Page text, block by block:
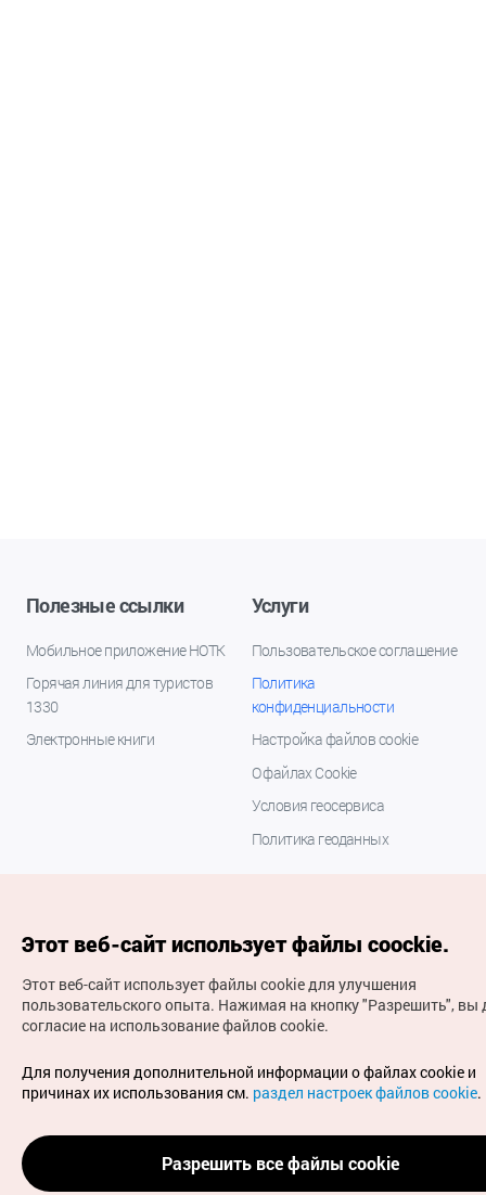
Полезные ссылки
Мобильное приложение НОТК
Горячая линия для туристов
1330
Электронные книги
Услуги
Пользовательское соглашение
Политика
конфиденциальности
Настройка файлов cookie
О файлах Cookie
Условия геосервиса
Политика геоданных
(с) Национальная организация туризма Кореи Все
права защищены
Для извещения об ошибках и проблемах, связанных с
работой веб-сайта, направляйте ваши запросы на
официальный адрес электронной почты
russian@knto.or.kr
Этот веб-сайт использует файлы coockie.
Этот веб-сайт использует файлы cookie для улучшения
пользовательского опыта. Нажимая на кнопку "Разрешить", вы
согласие на использование файлов cookie.
Для получения дополнительной информации о файлах cookie и
причинах их использования см. раздел настроек файлов cookie.
Разрешить все файлы cookie